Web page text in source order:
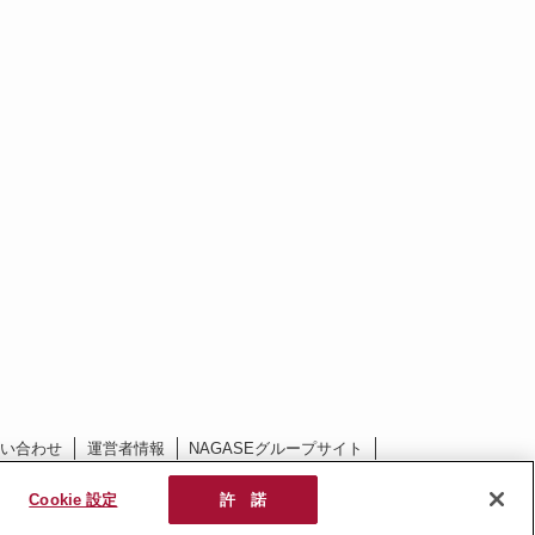
合わせ 運営者情報 NAGASEグループサイト
Cookie 設定 許 諾